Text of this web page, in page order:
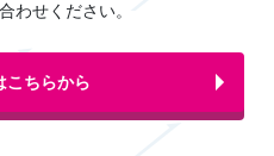
わせください。
こちらから